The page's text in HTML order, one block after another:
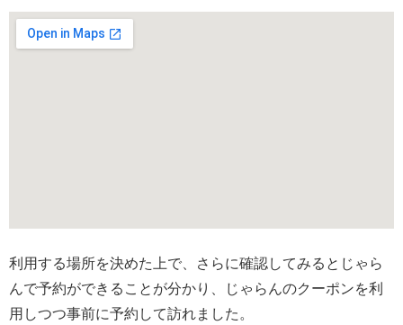
利用する場所を決めた上で、さらに確認してみるとじゃら
んで予約ができることが分かり、じゃらんのクーポンを利
用しつつ事前に予約して訪れました。